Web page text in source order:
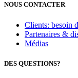
NOUS CONTACTER
Clients: besoin
Partenaires &
Médias
DES QUESTIONS?